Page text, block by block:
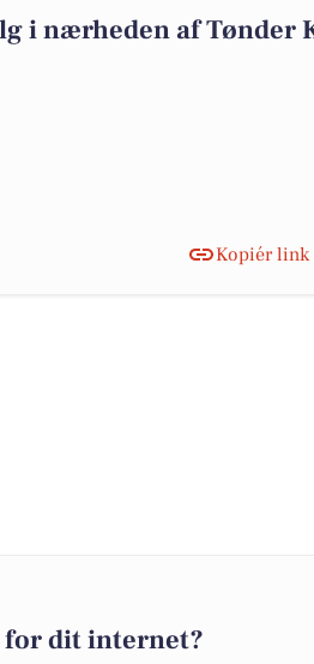
i nærheden af Tønder
Kopiér link
for dit internet?